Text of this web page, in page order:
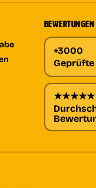
+3000
★★★★★